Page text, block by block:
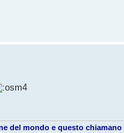
del mondo e questo